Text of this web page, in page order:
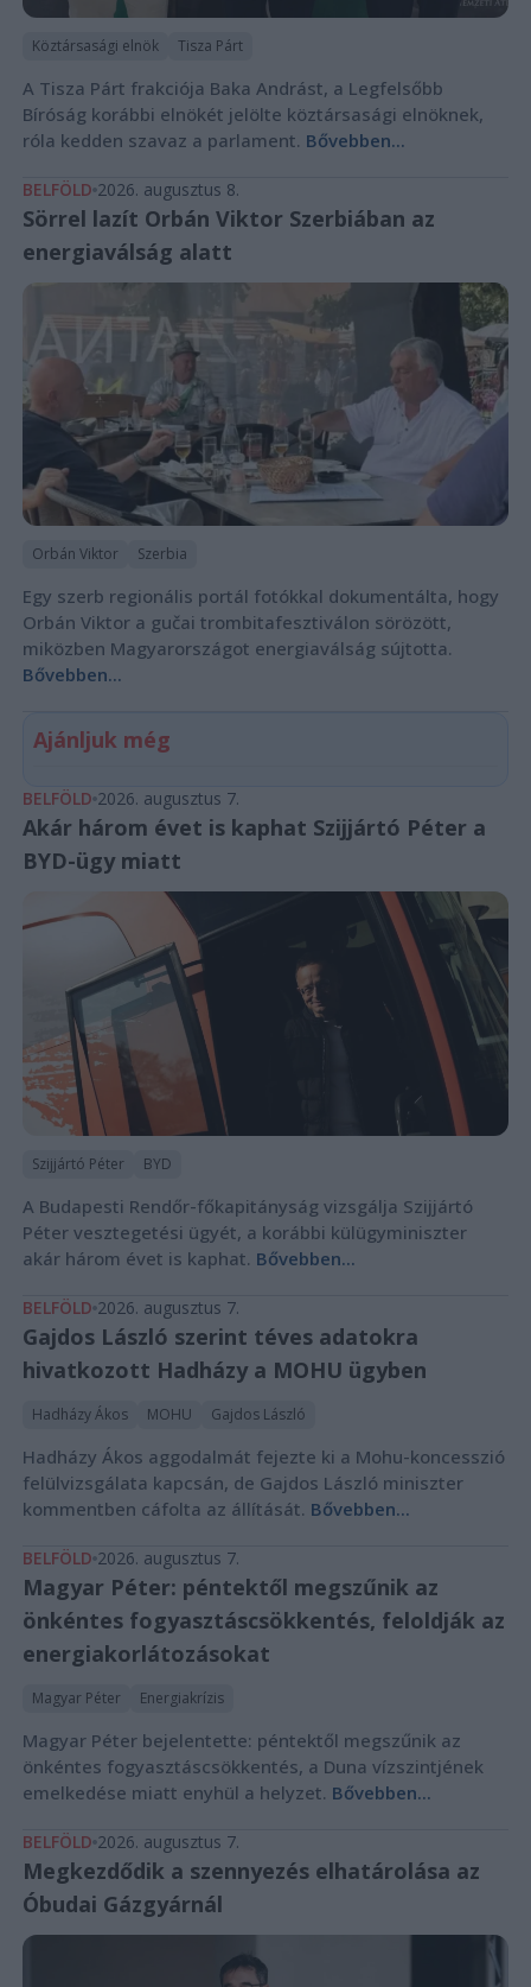
Köztársasági elnök Tisza Párt
A Tisza Párt frakciója Baka Andrást, a Legfelsőbb
Bíróság korábbi elnökét jelölte köztársasági elnöknek,
róla kedden szavaz a parlament. Bővebben...
BELFÖLD 2026. augusztus 8.
Sörrel lazít Orbán Viktor Szerbiában az
energiaválság alatt
Orbán Viktor Szerbia
Egy szerb regionális portál fotókkal dokumentálta, hogy
Orbán Viktor a gučai trombitafesztiválon sörözött,
miközben Magyarországot energiaválság sújtotta.
Bővebben...
Ajánljuk még
BELFÖLD 2026. augusztus 7.
Akár három évet is kaphat Szijjártó Péter a
BYD-ügy miatt
Szijjártó Péter BYD
A Budapesti Rendőr-főkapitányság vizsgálja Szijjártó
Péter vesztegetési ügyét, a korábbi külügyminiszter
akár három évet is kaphat. Bővebben...
BELFÖLD 2026. augusztus 7.
Gajdos László szerint téves adatokra
hivatkozott Hadházy a MOHU ügyben
Hadházy Ákos MOHU Gajdos László
Hadházy Ákos aggodalmát fejezte ki a Mohu-koncesszió
felülvizsgálata kapcsán, de Gajdos László miniszter
kommentben cáfolta az állítását. Bővebben...
BELFÖLD 2026. augusztus 7.
Magyar Péter: péntektől megszűnik az
önkéntes fogyasztáscsökkentés, feloldják az
energiakorlátozásokat
Magyar Péter Energiakrízis
Magyar Péter bejelentette: péntektől megszűnik az
önkéntes fogyasztáscsökkentés, a Duna vízszintjének
emelkedése miatt enyhül a helyzet. Bővebben...
BELFÖLD 2026. augusztus 7.
Megkezdődik a szennyezés elhatárolása az
Óbudai Gázgyárnál